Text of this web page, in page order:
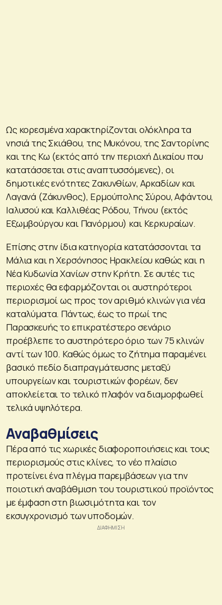
Ως κορεσμένα χαρακτηρίζονται ολόκληρα τα
νησιά της Σκιάθου, της Μυκόνου, της Σαντορίνης
και της Κω (εκτός από την περιοχή Δικαίου που
κατατάσσεται στις αναπτυσσόμενες), οι
δημοτικές ενότητες Ζακυνθίων, Αρκαδίων και
Λαγανά (Ζάκυνθος), Ερμούπολης Σύρου, Αφάντου,
Ιαλυσού και Καλλιθέας Ρόδου, Τήνου (εκτός
Εξωμβούργου και Πανόρμου) και Κερκυραίων.
Επίσης στην ίδια κατηγορία κατατάσσονται τα
Μάλια και η Χερσόνησος Ηρακλείου καθώς και η
Νέα Κυδωνία Χανίων στην Κρήτη. Σε αυτές τις
περιοχές θα εφαρμόζονται οι αυστηρότεροι
περιορισμοί ως προς τον αριθμό κλινών για νέα
καταλύματα. Πάντως, έως το πρωί της
Παρασκευής το επικρατέστερο σενάριο
προέβλεπε το αυστηρότερο όριο των 75 κλινών
αντί των 100. Καθώς όμως το ζήτημα παραμένει
βασικό πεδίο διαπραγμάτευσης μεταξύ
υπουργείων και τουριστικών φορέων, δεν
αποκλείεται το τελικό πλαφόν να διαμορφωθεί
τελικά υψηλότερα.
Αναβαθμίσεις
Πέρα από τις χωρικές διαφοροποιήσεις και τους
περιορισμούς στις κλίνες, το νέο πλαίσιο
προτείνει ένα πλέγμα παρεμβάσεων για την
ποιοτική αναβάθμιση του τουριστικού προϊόντος
με έμφαση στη βιωσιμότητα και τον
εκσυγχρονισμό των υποδομών.